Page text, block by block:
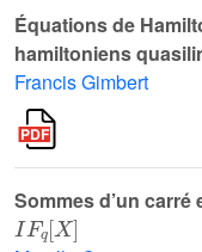
Équations de
hamiltoniens
Francis Gimbert
Sommes d’un
IFqX